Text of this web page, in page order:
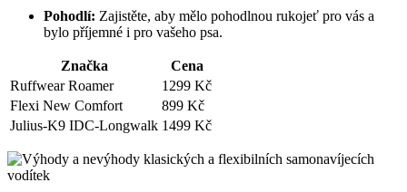
Pohodlí: Zajistěte, aby mělo pohodlnou rukojeť pro vás a
bylo příjemné i pro vašeho psa.
Značka
Cena
Ruffwear Roamer
1299 Kč
Flexi New Comfort
899 Kč
Julius-K9 IDC-Longwalk 1499 Kč